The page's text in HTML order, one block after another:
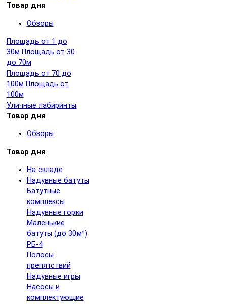
Товар дня
Обзоры
Площадь от 1 до
30м Площадь от 30
до 70м
Площадь от 70 до
100м Площадь от
100м
Уличные лабиринты
Товар дня
Обзоры
Товар дня
На складе
Надувные батуты
Батутные
комплексы
Надувные горки
Маленькие
батуты (до 30м²)
РБ-4
Полосы
препятствий
Надувные игры
Насосы и
комплектующие